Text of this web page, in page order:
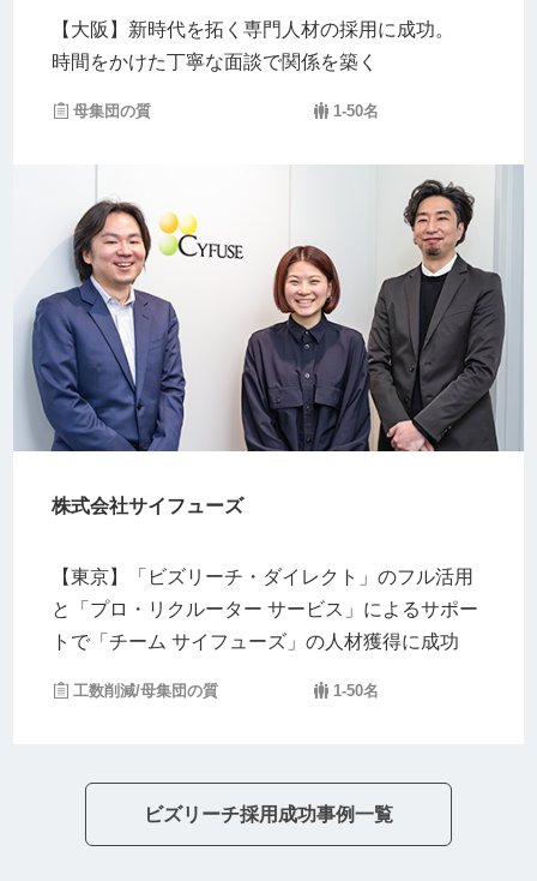
【大阪】新時代を拓く専門人材の採用に成功。
時間をかけた丁寧な面談で関係を築く
母集団の質 1-50名
株式会社サイフューズ
【東京】「ビズリーチ・ダイレクト」のフル活用
と「プロ・リクルーター サービス」によるサポー
トで「チーム サイフューズ」の人材獲得に成功
工数削減/母集団の質 1-50名
ビズリーチ採用成功事例一覧